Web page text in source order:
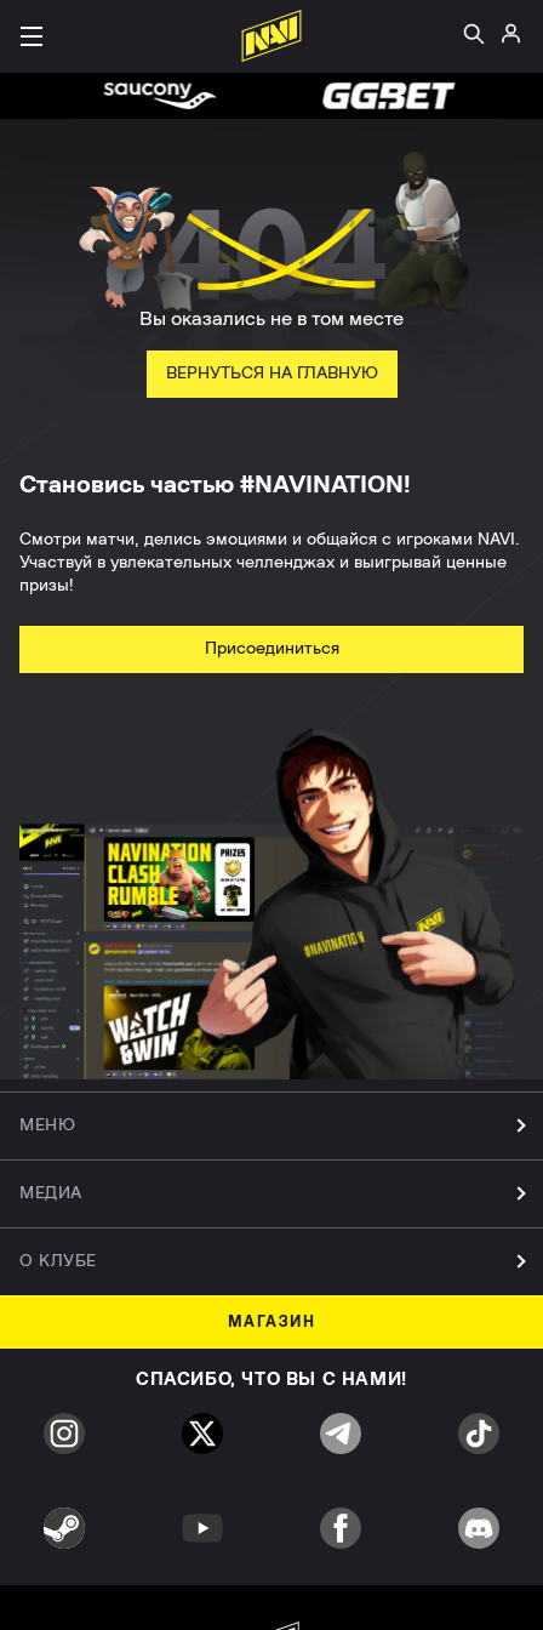
Вы оказались не в том месте
ВЕРНУТЬСЯ НА ГЛАВНУЮ
Становись частью #NAVINATION!
Смотри матчи, делись эмоциями и общайся с игроками NAVI.
Участвуй в увлекательных челленджах и выигрывай ценные
призы!
Присоединиться
МЕНЮ
МЕДИА
О КЛУБЕ
МАГАЗИН
СПАСИБО, ЧТО ВЫ С НАМИ!